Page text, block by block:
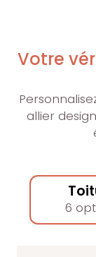
Votre
allier
6